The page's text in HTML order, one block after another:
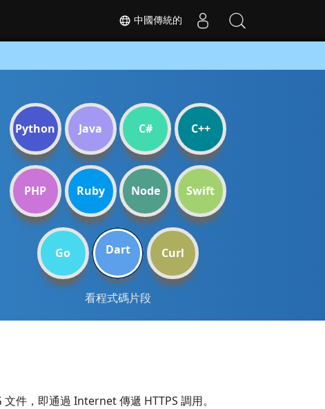
Python Java C# C++
PHP Ruby Node Swift
Go Dart Curl
看程式碼片段
件，即通過 Internet 傳遞 HTTPS 調用。
中國傳統的